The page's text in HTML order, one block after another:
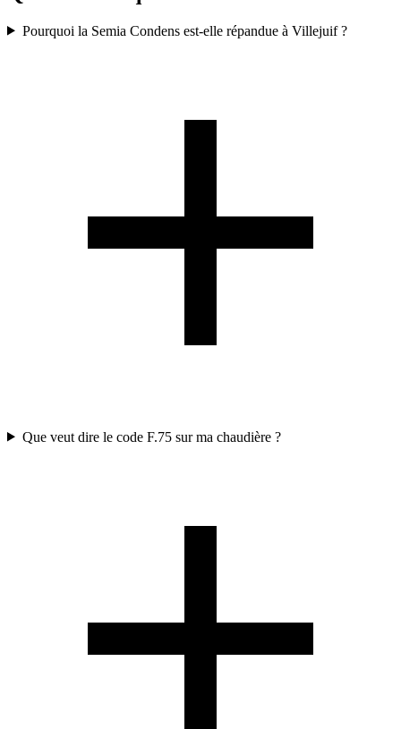
Pourquoi la Semia Condens est-elle répandue à Villejuif ?
Que veut dire le code F.75 sur ma chaudière ?